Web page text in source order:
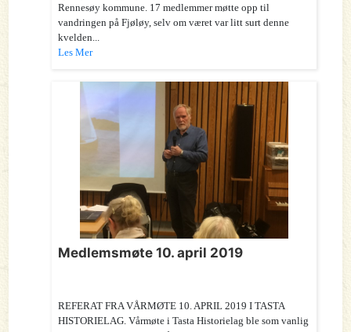
Rennesøy kommune. 17 medlemmer møtte opp til
vandringen på Fjøløy, selv om været var litt surt denne
kvelden...
Les Mer
Medlemsmøte 10. april 2019
REFERAT FRA VÅRMØTE 10. APRIL 2019 I TASTA
HISTORIELAG. Vårmøte i Tasta Historielag ble som vanlig